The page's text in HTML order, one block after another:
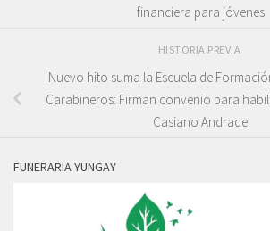
financiera para jóvenes
HISTORIA PREVIA
Nuevo hito suma la Escuela de
Carabineros: Firman convenio para
Casiano Andrade
FUNERARIA YUNGAY